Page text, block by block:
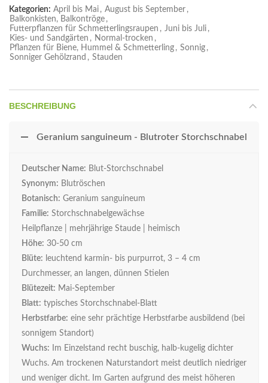
Kategorien: April bis Mai , August bis September ,
Balkonkisten, Balkontröge ,
Futterpflanzen für Schmetterlingsraupen , Juni bis Juli ,
Kies- und Sandgärten , Normal-trocken ,
Pflanzen für Biene, Hummel & Schmetterling , Sonnig ,
Sonniger Gehölzrand , Stauden
BESCHREIBUNG
Geranium sanguineum - Blutroter Storchschnabel
Deutscher Name: Blut-Storchschnabel
Synonym: Blutröschen
Botanisch: Geranium sanguineum
Familie: Storchschnabelgewächse
Heilpflanze | mehrjährige Staude | heimisch
Höhe: 30-50 cm
Blüte: leuchtend karmin- bis purpurrot, 3 – 4 cm
Durchmesser, an langen, dünnen Stielen
Blütezeit: Mai-September
Blatt: typisches Storchschnabel-Blatt
Herbstfarbe: eine sehr prächtige Herbstfarbe ausbildend (bei
sonnigem Standort)
Wuchs: Im Einzelstand recht buschig, halb-kugelig dichter
Wuchs. Am trockenen Naturstandort meist deutlich niedriger
und weniger dicht. Im Garten aufgrund des meist höheren